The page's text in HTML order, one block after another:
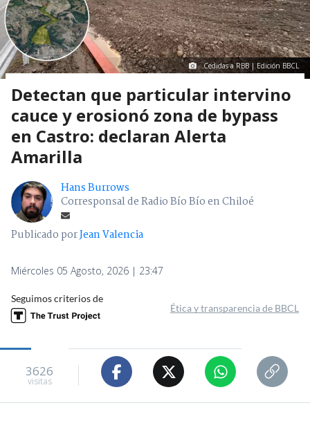
Cedidas a RBB | Edición BBCL
Detectan que particular intervino
cauce y erosionó zona de bypass
en Castro: declaran Alerta
Amarilla
Hans Burrows
Corresponsal de Radio Bío Bío en Chiloé
Publicado porJean Valencia
Miércoles 05 Agosto, 2026 | 23:47
Seguimos criterios de
Ética y transparencia de BBCL
3626
visitas